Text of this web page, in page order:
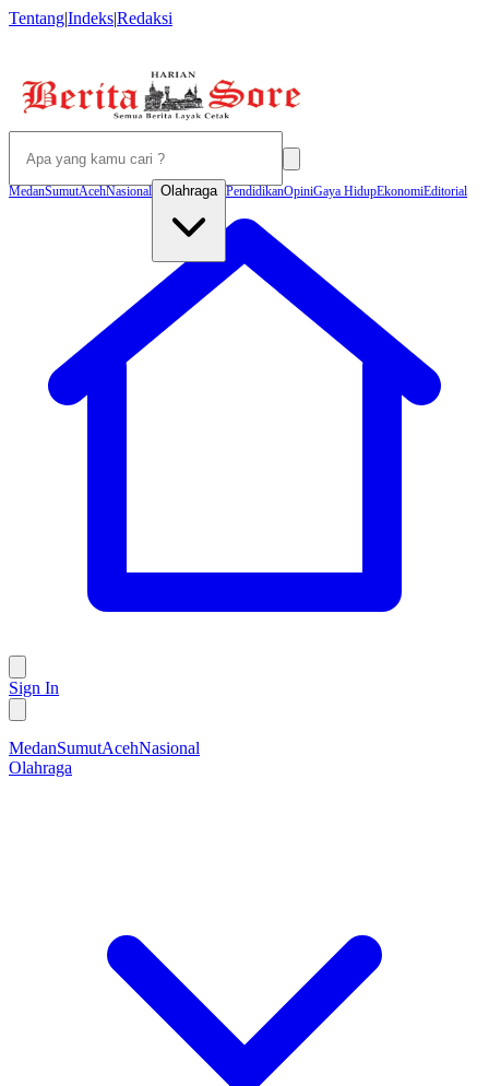
Tentang|Indeks|Redaksi
MedanSumutAcehNasional Olahraga PendidikanOpiniGaya HidupEkonomiEditorial
Sign In
MedanSumutAcehNasional
Olahraga